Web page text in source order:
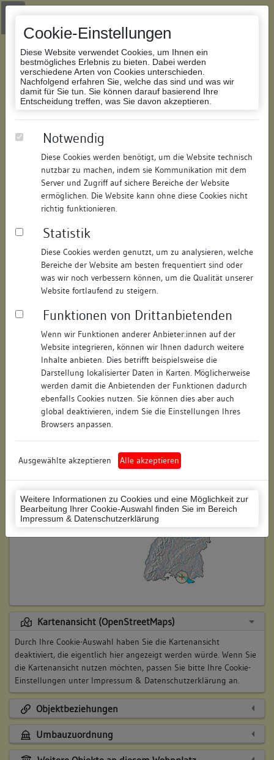
Cookie-Einstellungen
Diese Website verwendet Cookies, um Ihnen ein
bestmögliches Erlebnis zu bieten. Dabei werden
verschiedene Arten von Cookies unterschieden.
Nachfolgend erfahren Sie, welche das sind und was wir
damit für Sie tun. Sie können darauf basierend Ihre
Entscheidung treffen, was Sie davon akzeptieren.
Notwendig
Diese Cookies werden benötigt, um die Website technisch
nutzbar zu machen, indem sie Kommunikation mit dem
Server und Zugriff auf sichere Bereiche der Website
ermöglichen. Die Website kann ohne diese Cookies nicht
richtig funktionieren.
Statistik
Diese Cookies werden genutzt, um zu analysieren, welche
Bereiche der Website am besten frequentiert sind oder
was wir noch verbessern können, um die Qualität unserer
Website fortlaufend zu steigern.
Funktionen von Drittanbietenden
Wenn wir Funktionen anderer Anbieter:innen auf der
Website integrieren, können wir Ihnen dadurch weitere
Inhalte anbieten. Dies betrifft beispielsweise die
Darstellung lokalisierter Daten in Karten. Möglicherweise
werden damit die Anbietenden der Funktionen dadurch
ebenfalls Cookies nutzen. Sie können dies aber auch
global deaktivieren, indem Sie die Einstellungen Ihres
Browsers anpassen.
Ausgewählte akzeptieren Alle akzeptieren
Weitere Informationen zu Cookies und eine Möglichkeit zur
Bearbeitung Ihrer Cookie-Auswahl finden Sie im Bereich
Impressum & Datenschutzerklärung
Zur Navigation springen
Zum Inhalt der Website springen
Datenbank Bauforschung/Restaurierung
301315059160/Datum:11.07.2008
Datenbestand:
Bauforschung und Restaurierung
Als PDF herunterladen:
Objektdaten
Straße: Rheingasse
Hausnummer: 11
Postleitzahl: 78462
Stadt-Teilort: Konstanz
Regierungsbezirk: Freiburg
Konstanz (Landkreis)
Wohnplatzschlüssel: 8335043012
Flurstücknummer: 28
Historischer Straßenname: keiner
Lage des Wohnplatzes:
Kartenansicht (OpenStreetMaps)
Durch Ihre Cookie-Auswahl haben Sie die Kartenansicht
deaktiviert, die eigentlich hier angezeigt werden würde. Wenn Sie
die Kartenansicht nutzen möchten, passen Sie bitte Ihre Cookie-
Einstellungen unter Impressum & Datenschutzerklärung an.
Objektbeziehungen
Umbauzuordnung